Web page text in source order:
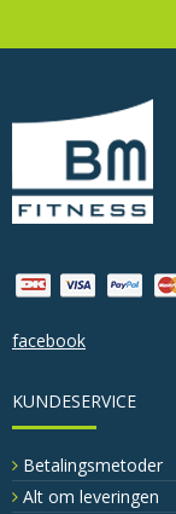
facebook
KUNDESERVICE
Betalingsmetoder
Alt om leveringen